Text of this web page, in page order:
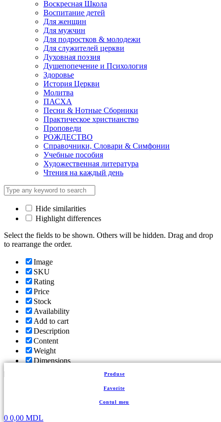
Produse
Favorite
Contul meu
0 0,00 MDL
Воскресная Школа
Воспитание детей
Для женщин
Для мужчин
Для подростков & молодежи
Для служителей церкви
Духовная поэзия
Душепопечение и Психология
Здоровье
История Церкви
Молитва
ПАСХА
Песни & Нотные Сборники
Практическое христианство
Проповеди
РОЖДЕСТВО
Справочники, Словари & Симфонии
Учебные пособия
Художественная литература
Чтения на каждый день
Hide similarities
Highlight differences
Select the fields to be shown. Others will be hidden. Drag and drop
to rearrange the order.
Image
SKU
Rating
Price
Stock
Availability
Add to cart
Description
Content
Weight
Dimensions
Additional information
Click outside to hide the comparison bar
Coș de cumpărături